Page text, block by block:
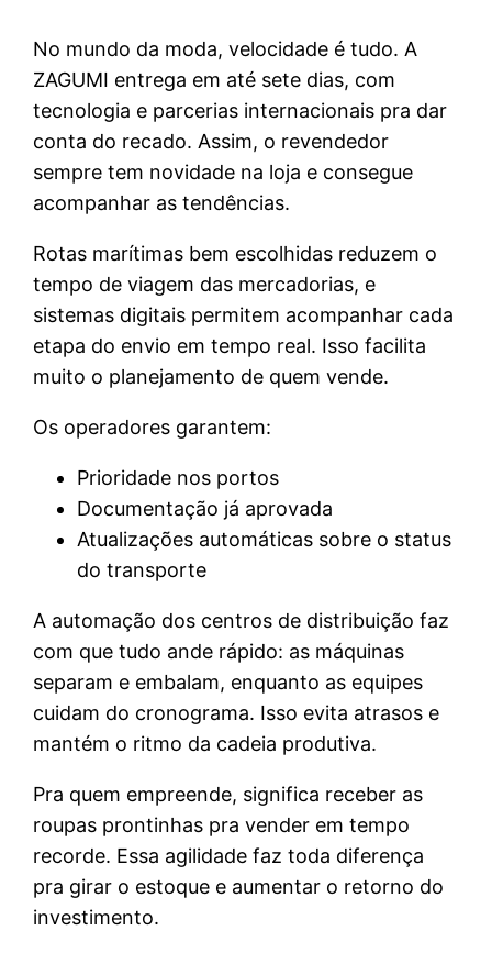
No mundo da moda, velocidade é tudo. A
ZAGUMI entrega em até sete dias, com
tecnologia e parcerias internacionais pra dar
conta do recado. Assim, o revendedor
sempre tem novidade na loja e consegue
acompanhar as tendências.
Rotas marítimas bem escolhidas reduzem o
tempo de viagem das mercadorias, e
sistemas digitais permitem acompanhar cada
etapa do envio em tempo real. Isso facilita
muito o planejamento de quem vende.
Os operadores garantem:
Prioridade nos portos
Documentação já aprovada
Atualizações automáticas sobre o status
do transporte
A automação dos centros de distribuição faz
com que tudo ande rápido: as máquinas
separam e embalam, enquanto as equipes
cuidam do cronograma. Isso evita atrasos e
mantém o ritmo da cadeia produtiva.
Pra quem empreende, significa receber as
roupas prontinhas pra vender em tempo
recorde. Essa agilidade faz toda diferença
pra girar o estoque e aumentar o retorno do
investimento.